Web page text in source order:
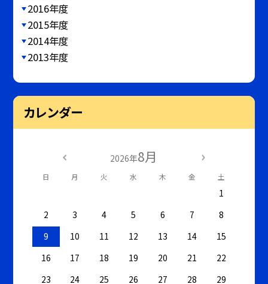
2016年度
2015年度
2014年度
2013年度
カレンダー
2026年8月
日 月 火 水 木 金 土
1
2
3 4 5 6 7
8
9
10 11 12 13 14
15
16
17 18 19 20 21
22
23
24 25 26 27 28
29